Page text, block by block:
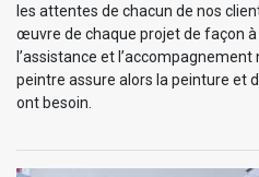
les attentes de chacun de nos
œuvre de chaque projet de façon
l’assistance et
peintre assure alors la peinture et
ont besoin.